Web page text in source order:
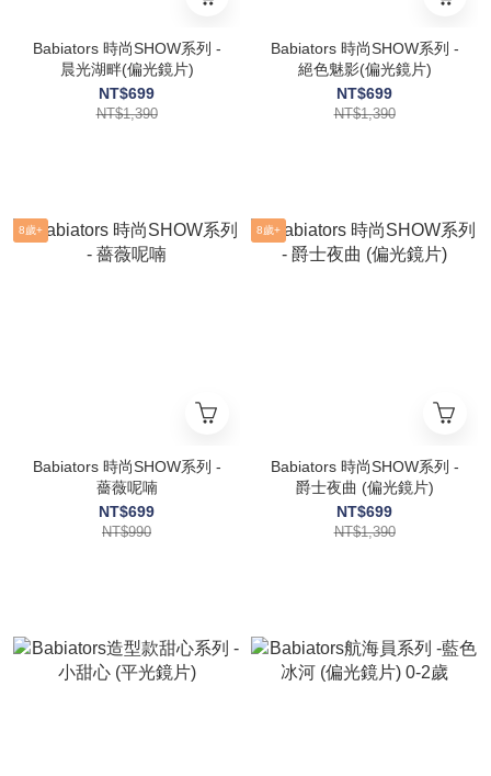
Babiators 時尚SHOW系列 -
晨光湖畔(偏光鏡片)
NT$699
NT$1,390
Babiators 時尚SHOW系列 -
絕色魅影(偏光鏡片)
NT$699
NT$1,390
8歲+
Babiators 時尚SHOW系列 -
薔薇呢喃
NT$699
NT$990
8歲+
Babiators 時尚SHOW系列 -
爵士夜曲 (偏光鏡片)
NT$699
NT$1,390